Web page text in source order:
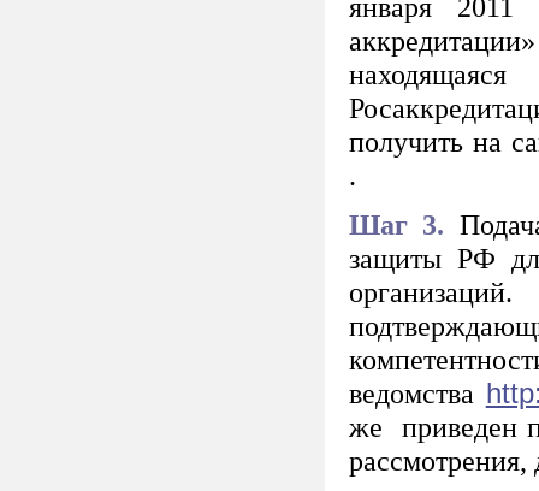
получить на
.
Шаг 3.
защиты РФ
ведомства
же приведен